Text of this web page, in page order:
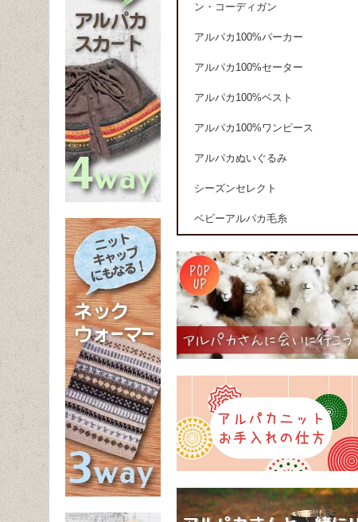
ン・コーディガン
アルパカ100%パーカー
アルパカ100%セーター
アルパカ100%ベスト
アルパカ100%ワンピース
アルパカぬいぐるみ
シーズンセレクト
ベビーアルパカ毛糸